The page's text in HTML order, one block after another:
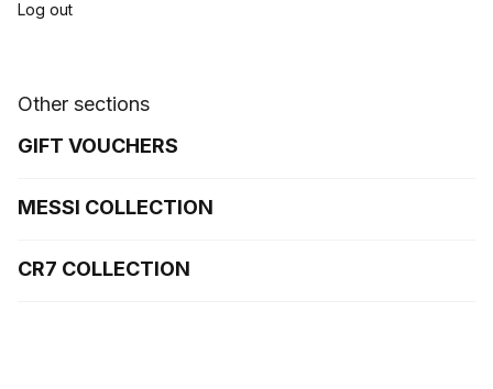
Log out
Other sections
GIFT VOUCHERS
MESSI COLLECTION
CR7 COLLECTION